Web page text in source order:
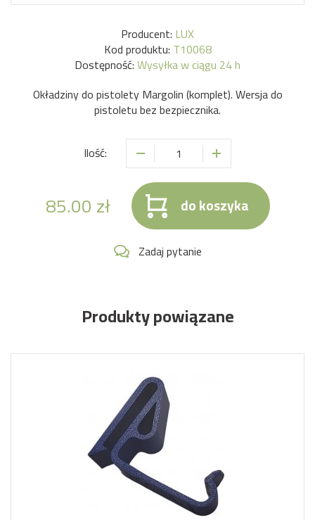
Producent: LUX
Kod produktu: T10068
Dostępność:Wysyłka w ciągu 24 h
Okładziny do pistolety Margolin (komplet). Wersja do
pistoletu bez bezpiecznika.
Ilość:
85.00zł do koszyka
Zadaj pytanie
Produkty powiązane